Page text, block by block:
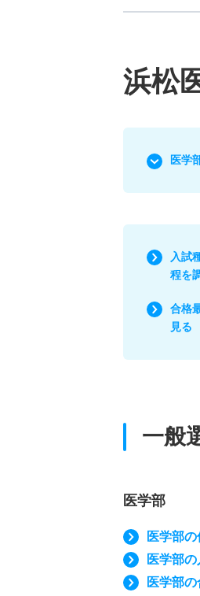
浜松
医学
入試
程を
合格
見る
一般
医学部
医学部
医学部
医学部